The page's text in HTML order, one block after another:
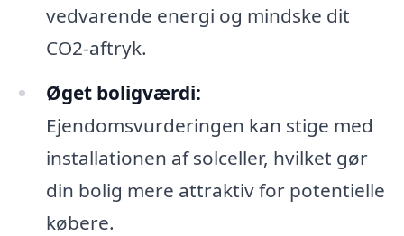
vedvarende energi og mindske dit
CO2-aftryk.
Øget boligværdi:
Ejendomsvurderingen kan stige med
installationen af solceller, hvilket gør
din bolig mere attraktiv for potentielle
købere.